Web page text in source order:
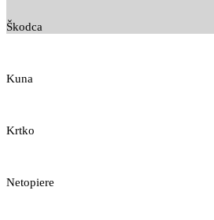
Škodca
Kuna
Krtko
Netopiere